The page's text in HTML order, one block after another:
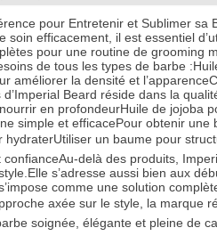
pour Entretenir et Sublimer sa
soin efficacement, il est essentiel
pour une routine de grooming
de tous les types de barbe
améliorer la densité et
d’Imperial Beard réside dans la
en profondeurHuile de jojoba
simple et efficacePour obtenir
hydraterUtiliser un baume pour
delà des produits,
s’adresse aussi bien aux
comme une solution
axée sur le style, la marque
soignée, élégante et pleine de